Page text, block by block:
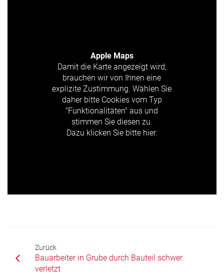
Apple Maps
Damit die Karte angezeigt wird,
brauchen wir von Ihnen eine
explizite Zustimmung. Wählen Sie
daher bitte Cookies vom Typ
"Funktionalitäten" aus und
stimmen Sie diesen zu.
Dazu klicken Sie bitte hier.
Zurück
Bauarbeiter in Grube durch Bauteil schwer
verletzt